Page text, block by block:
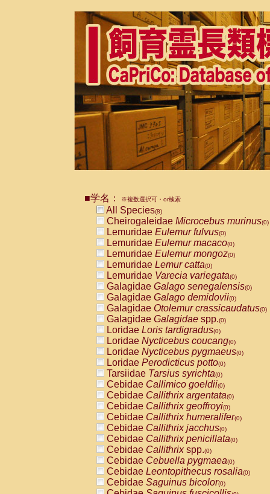
■学名： ※複数選択可・or検索
All Species(8)
Cheirogaleidae Microcebus murinus(0)
Lemuridae Eulemur fulvus(0)
Lemuridae Eulemur macaco(0)
Lemuridae Eulemur mongoz(0)
Lemuridae Lemur catta(0)
Lemuridae Varecia variegata(0)
Galagidae Galago senegalensis(0)
Galagidae Galago demidovii(0)
Galagidae Otolemur crassicaudatus(0)
Galagidae Galagidae spp.(0)
Loridae Loris tardigradus(0)
Loridae Nycticebus coucang(0)
Loridae Nycticebus pygmaeus(0)
Loridae Perodicticus potto(0)
Tarsiidae Tarsius syrichta(0)
Cebidae Callimico goeldii(0)
Cebidae Callithrix argentata(0)
Cebidae Callithrix geoffroyi(0)
Cebidae Callithrix humeralifer(0)
Cebidae Callithrix jacchus(0)
Cebidae Callithrix penicillata(0)
Cebidae Callithrixspp.(0)
Cebidae Cebuella pygmaea(0)
Cebidae Leontopithecus rosalia(0)
Cebidae Saguinus bicolor(0)